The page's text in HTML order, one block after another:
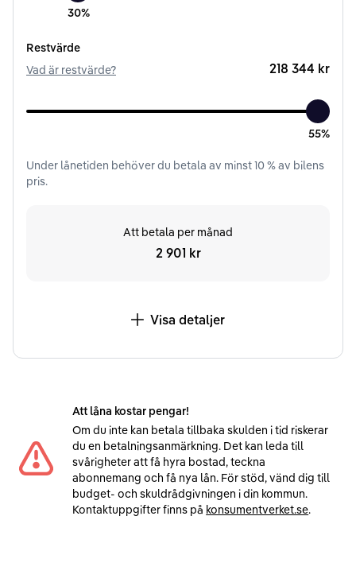
30%
Restvärde
Vad är restvärde?
218 344 kr
55%
Under lånetiden behöver du betala av minst10% av bilens
pris.
Att betala per månad
2 901 kr
Visa detaljer
Att låna kostar pengar!
Om du inte kan betala tillbaka skulden i tid riskerar
du en betalningsanmärkning. Det kan leda till
svårigheter att få hyra bostad, teckna
abonnemang och få nya lån. För stöd, vänd dig till
budget- och skuldrådgivningen i din kommun.
Kontaktuppgifter finns på konsumentverket.se.